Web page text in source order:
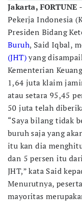
Jakarta, FORTUNE
Pekerja Indonesia
Presiden Bidang
Buruh, Said Iqbal,
(JHT)yang
Kementerian
1,64 juta klaim
atau setara 95,45
50 juta telah
“Saya bilang tidak
buruh saja yang
itu kan dia
dan 5 persen itu
JHT,” kata Said
Menurutnya,
mayoritas